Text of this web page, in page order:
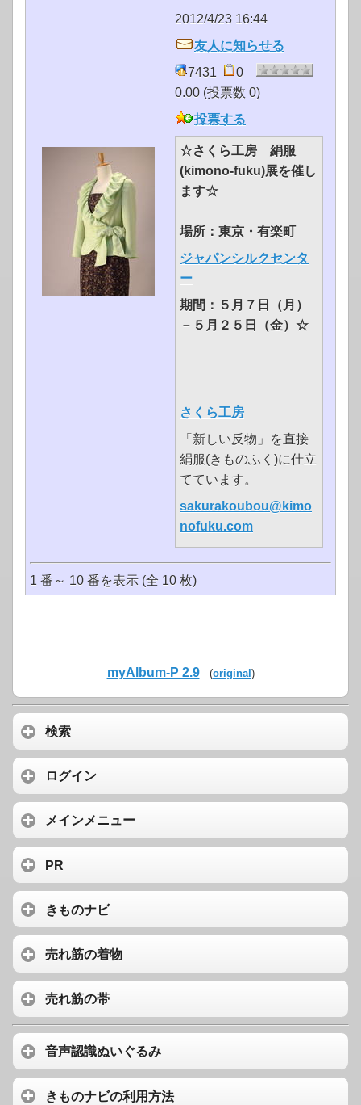
2012/4/23 16:44
友人に知らせる
7431
0
0.00 (投票数 0)
投票する
☆さくら工房 絹服
(kimono-fuku)展を催し
ます☆
場所：東京・有楽町
ジャパンシルクセンタ
ー
期間：５月７日（月）
－５月２５日（金）☆
さくら工房
「新しい反物」を直接
絹服(きものふく)に仕立
てています。
sakurakoubou@kimo
nofuku.com
1 番～ 10 番を表示 (全 10 枚)
myAlbum-P 2.9 (original)
検索
ログイン
メインメニュー
PR
きものナビ
売れ筋の着物
売れ筋の帯
音声認識ぬいぐるみ
きものナビの利用方法